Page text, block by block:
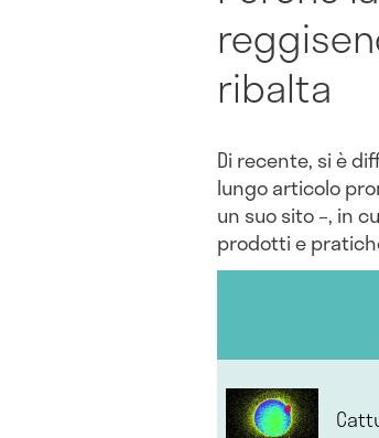
ribalta
Di recente, si è
lungo articolo
un suo sito –, in
prodotti e